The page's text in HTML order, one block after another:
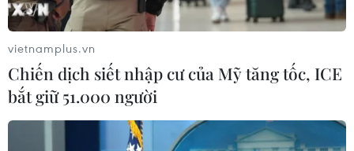
vietnamplus.vn
Chiến dịch siết nhập cư của Mỹ tăng tốc, ICE
bắt giữ 51.000 người